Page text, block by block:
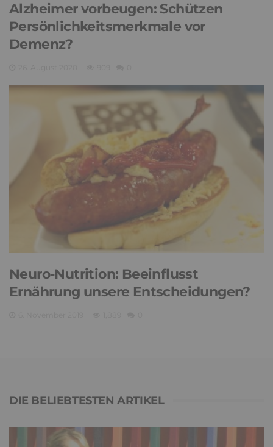
Alzheimer vorbeugen: Schützen
Persönlichkeitsmerkmale vor
Demenz?
Neuro-Nutrition: Beeinflusst
Ernährung unsere Entscheidungen?
DIE BELIEBTESTEN ARTIKEL